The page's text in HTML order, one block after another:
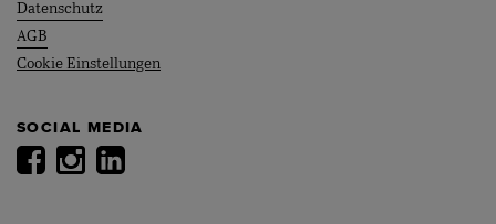
Datenschutz
AGB
Cookie Einstellungen
SOCIAL MEDIA